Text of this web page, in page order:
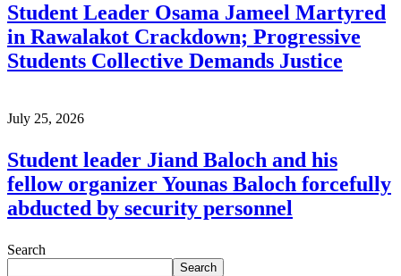
Student Leader Osama Jameel Martyred
in Rawalakot Crackdown; Progressive
Students Collective Demands Justice
July 25, 2026
Student leader Jiand Baloch and his
fellow organizer Younas Baloch forcefully
abducted by security personnel
Search
Search